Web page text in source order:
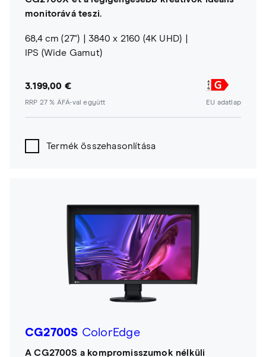
monitorává teszi.
68,4 cm (27")
3840 x 2160 (4K UHD)
IPS (Wide Gamut)
3.199,00 €
RRP 27 % ÁFÁ-val együtt EU adatlap
Termék összehasonlítása
CG2700S ColorEdge
A CG2700S a kompromisszumok nélküli